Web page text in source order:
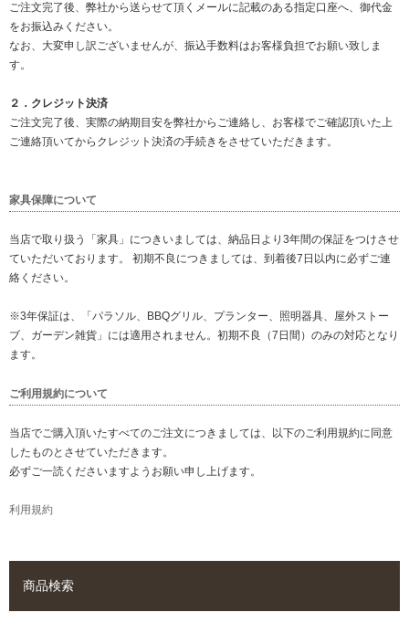
ご注文完了後、弊社から送らせて頂くメールに記載のある指定口座へ、御代金
をお振込みください。
なお、大変申し訳ございませんが、振込手数料はお客様負担でお願い致しま
す。
２．クレジット決済
ご注文完了後、実際の納期目安を弊社からご連絡し、お客様でご確認頂いた上
ご連絡頂いてからクレジット決済の手続きをさせていただきます。
家具保障について
当店で取り扱う「家具」につきいましては、納品日より3年間の保証をつけさせ
ていただいております。 初期不良につきましては、到着後7日以内に必ずご連
絡ください。
※3年保証は、「パラソル、BBQグリル、プランター、照明器具、屋外ストー
ブ、ガーデン雑貨」には適用されません。初期不良（7日間）のみの対応となり
ます。
ご利用規約について
当店でご購入頂いたすべてのご注文につきましては、以下のご利用規約に同意
したものとさせていただきます。
必ずご一読くださいますようお願い申し上げます。
利用規約
商品検索